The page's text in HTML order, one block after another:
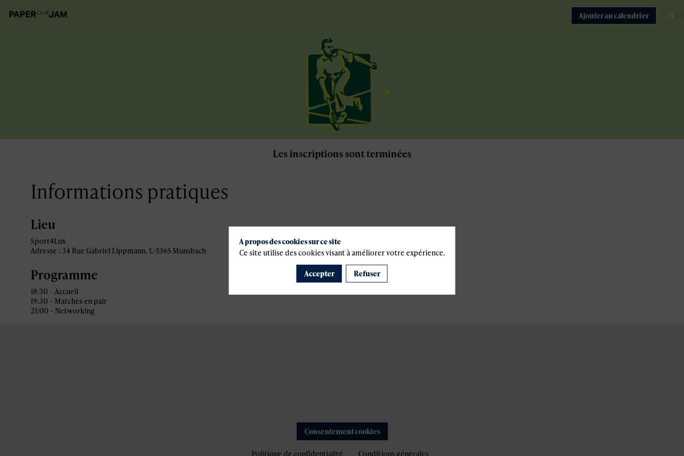
Ajouter au calendrier FR
Les inscriptions sont terminées
Informations pratiques
Lieu
Sport4Lux
Adresse : 34 Rue Gabriel Lippmann, L-5365 Munsbach
Programme
18:30 – Accueil
19:30 – Matches en pair
21:00 – Networking
Consentement cookies
Politique de confidentialité Conditions générales
A propos des cookies sur ce site
Ce site utilise des cookies visant à améliorer votre expérience.
Accepter Refuser